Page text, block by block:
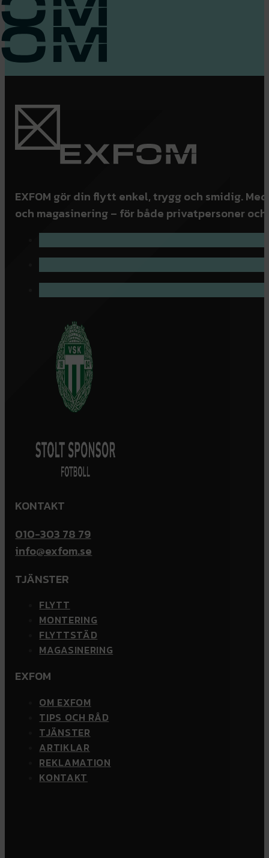
EXFOM gör din flytt enkel, trygg och smidig.
och magasinering – för både privatpersoner
KONTAKT
010-303 78 79
info@exfom.se
TJÄNSTER
FLYTT
MONTERING
FLYTTSTÄD
MAGASINERING
EXFOM
OM EXFOM
TIPS OCH RÅD
TJÄNSTER
ARTIKLAR
REKLAMATION
KONTAKT